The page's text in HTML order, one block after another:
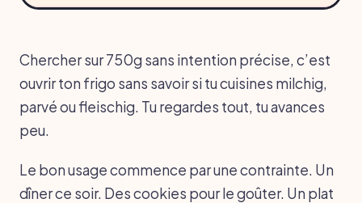
Chercher sur 750g sans intention précise, c’est
ouvrir ton frigo sans savoir si tu cuisines milchig,
parvé ou fleischig. Tu regardes tout, tu avances
peu.
Le bon usage commence par une contrainte. Un
dîner ce soir. Des cookies pour le goûter. Un plat